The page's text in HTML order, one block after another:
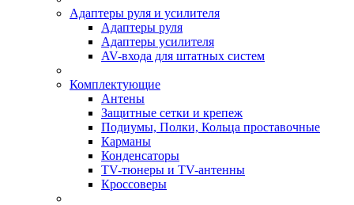
Адаптеры руля и усилителя
Адаптеры руля
Адаптеры усилителя
AV-входа для штатных систем
Комплектующие
Антены
Защитные сетки и крепеж
Подиумы, Полки, Кольца проставочные
Карманы
Конденсаторы
TV-тюнеры и TV-антенны
Кроссоверы